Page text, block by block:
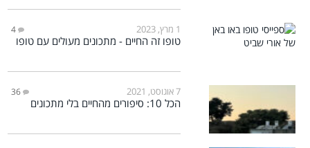
1 מרץ, 2023 4
טופו זה החיים - מתכונים מעולים עם טופו
7 אוגוסט, 2021 36
הכל 10: סיפורים מהחיים בלי מתכונים